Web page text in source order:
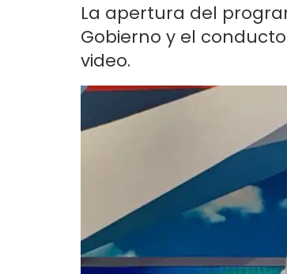
La apertura del
Gobierno y el
video.